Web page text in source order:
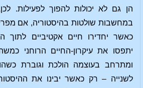
הן גם לא יכולות להפוך לפעילות.
במחשבות שולטות בהיסטוריה, אם
כאשר יחדירו חיים אקטיביים לתוך
יתפסו את עיקרון-החיים הרוחני
ומתרחב בעוצמה הולכת וגוברת
לשנייה – רק כאשר יבינו את